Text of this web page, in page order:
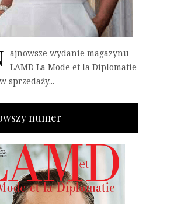
ajnowsze wydanie magazynu
LAMD La Mode et la Diplomatie
sprzedaży...
numer